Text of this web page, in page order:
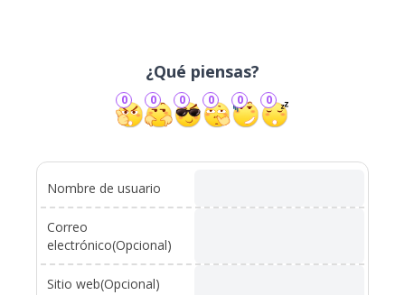
¿Qué piensas?
0 0 0 0 0 0
Nombre de usuario
Correo
electrónico(Opcional)
Sitio web(Opcional)